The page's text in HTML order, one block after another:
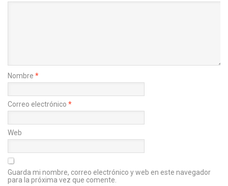
Nombre *
Correo electrónico *
Web
Guarda mi nombre, correo electrónico y web en este navegador
para la próxima vez que comente.